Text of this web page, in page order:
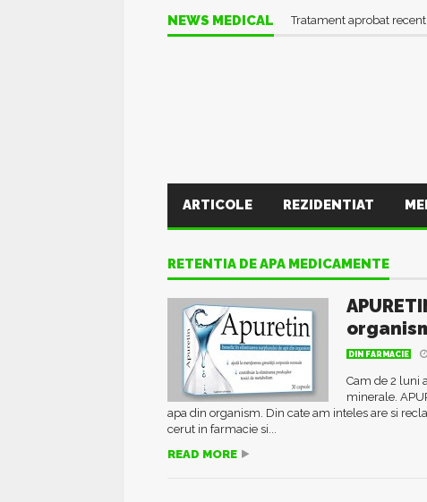
NEWS MEDICAL Tratament aprobat
ARTICOLE REZIDENTIAT
RETENTIA DE APA MEDICAMENTE
DIN FARMACIE
Cam de 2 luni
minerale.
apa din organism. Din cate am inteles are si
cerut in farmacie si...
READ MORE